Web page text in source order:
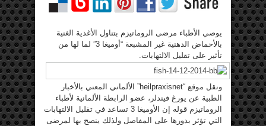
يوصي الأطباء مرضى الروماتيزم بتناول الأغذية الغنية
بالأحماض الدهنية غير المشبعة “أوميغا 3” لما لها من
تأثير على تقليل الالتهابات.
ونقل موقع “heilpraxisnet” الألماني المعني بالأخبار
الطبية عن يورغ فيندلر، عضو الرابطة الألمانية لأطباء
الروماتيزم قوله إن الأوميغا 3 تساعد في تقليل الالتهابات
التي تؤثر بدورها على المفاصل ولذلك ينصح بها لمرضى